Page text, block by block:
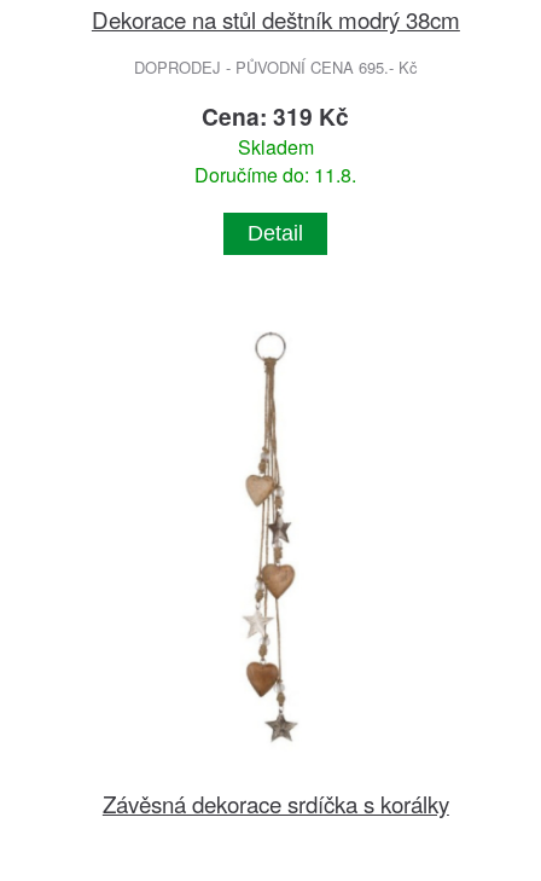
Dekorace na stůl deštník modrý 38cm
DOPRODEJ - PŮVODNÍ CENA 695.- Kč
Cena: 319 Kč
Skladem
Doručíme do: 11.8.
Detail
Závěsná dekorace srdíčka s korálky